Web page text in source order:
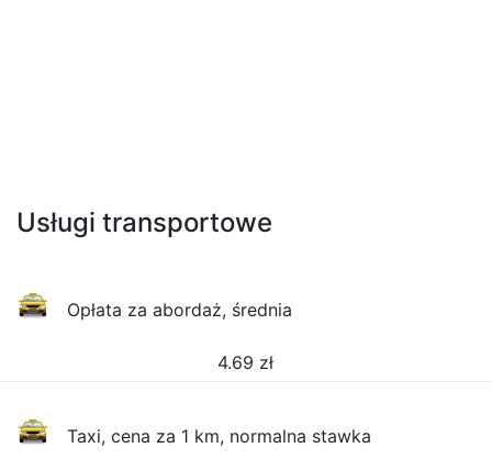
Usługi transportowe
Opłata za abordaż, średnia
4.69 zł
Taxi, cena za 1 km, normalna stawka